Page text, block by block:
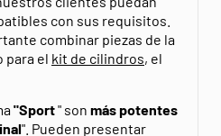
con sus requisitos.
combinar piezas de la
para el kit de cilindros, el
"Sport" son más potentes
". Pueden presentar